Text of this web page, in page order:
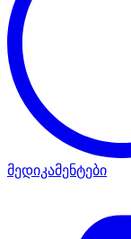
მედიკამენტები